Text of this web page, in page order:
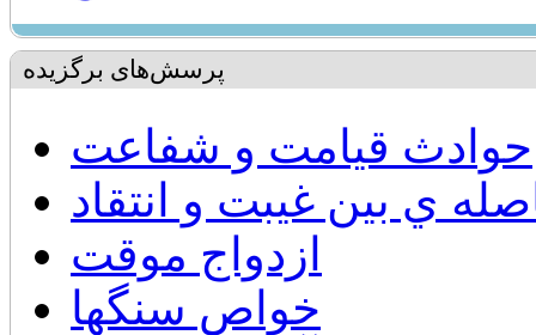
پرسش‌های برگزیده
حوادث قيامت و شفاعت
ي بين غيبت و انتقاد
ازدواج موقت
خواص سنگها